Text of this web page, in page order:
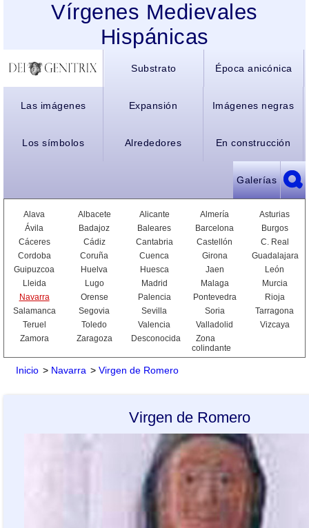
Vírgenes Medievales
Hispánicas
Substrato Época anicónica
Las imágenes Expansión Imágenes negras
Los símbolos Alrededores En construcción
Galerías
Alava Albacete Alicante Almería
Asturias
Ávila
Badajoz Baleares Barcelona
Burgos
Cáceres
Cádiz Cantabria Castellón
C. Real
Cordoba
Coruña Cuenca Girona
Guadalajara
Guipuzcoa
Huelva Huesca Jaen
León
Lleida
Lugo Madrid Malaga
Murcia
Navarra
Orense Palencia Pontevedra
Rioja
Salamanca
Segovia Sevilla Soria
Tarragona
Teruel
Toledo Valencia Valladolid
Vizcaya
Zamora
Zaragoza Desconocida
Zona
colindante
Inicio > Navarra > Virgen de Romero
Virgen de Romero